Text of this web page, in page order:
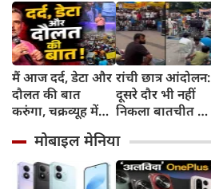
मैं आज दर्द, डेटा और
दौलत की बात
करुंगा, चक्रव्यूह में
रील नशा है, छात्रों की
गूंज में बोले राहुल
गांधी
रांची छात्र आंदोलन:
दूसरे दौर भी नहीं
निकला बातचीत का
जयराम महतो ने
किया अनशन का
ऐलान
मोबाइल मेनिया